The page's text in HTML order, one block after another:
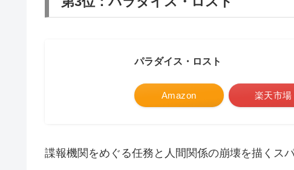
パラダイス・ロスト
Amazon 楽天市場
諜報機関をめぐる任務と人間関係の崩壊を描くスパ